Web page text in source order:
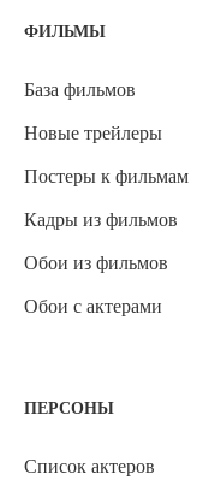
ФИЛЬМЫ
База фильмов
Новые трейлеры
Постеры к фильмам
Кадры из фильмов
Обои из фильмов
Обои с актерами
ПЕРСОНЫ
Список актеров